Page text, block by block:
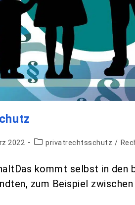
2022 privatrechtsschutz /
kommt selbst in den
zum Beispiel